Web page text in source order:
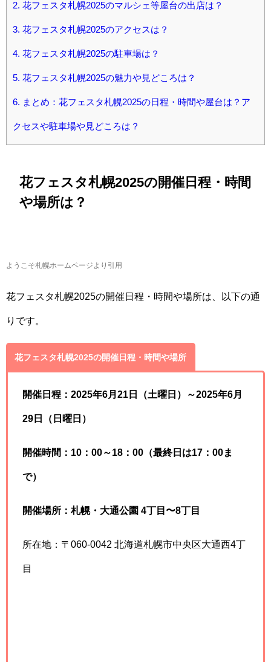
2. 花フェスタ札幌2025のマルシェ等屋台の出店は？
3. 花フェスタ札幌2025のアクセスは？
4. 花フェスタ札幌2025の駐車場は？
5. 花フェスタ札幌2025の魅力や見どころは？
6. まとめ：花フェスタ札幌2025の日程・時間や屋台は？ア
クセスや駐車場や見どころは？
花フェスタ札幌2025の開催日程・時間
や場所は？
ようこそ札幌ホームページより引用
花フェスタ札幌2025の開催日程・時間や場所は、以下の通
りです。
花フェスタ札幌2025の開催日程・時間や場所
開催日程：2025年6月21日（土曜日）～2025年6月
29日（日曜日）
開催時間：10：00～18：00（最終日は17：00ま
で）
開催場所：札幌・大通公園 4丁目〜8丁目
所在地：〒060-0042 北海道札幌市中央区大通西4丁
目